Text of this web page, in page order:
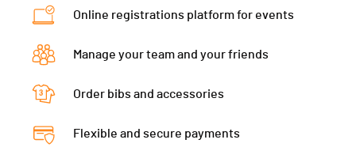
Online registrations platform for events
Manage your team and your friends
Order bibs and accessories
Flexible and secure payments